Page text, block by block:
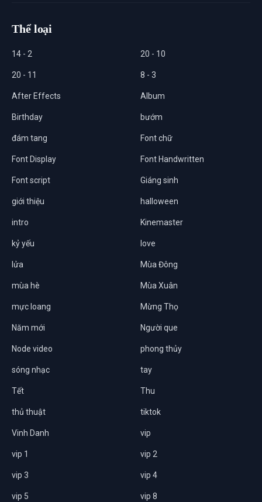
Thể loại
14 - 2 20 - 10
20 - 11 8 - 3
After Effects Album
Birthday bướm
đám tang Font chữ
Font Display Font Handwritten
Font script Giáng sinh
giới thiệu halloween
intro Kinemaster
kỷ yếu love
lửa Mùa Đông
mùa hè Mùa Xuân
mực loang Mừng Thọ
Năm mới Người que
Node video phong thủy
sóng nhạc tay
Tết Thu
thủ thuật tiktok
Vinh Danh vip
vip 1 vip 2
vip 3 vip 4
vip 5 vip 8